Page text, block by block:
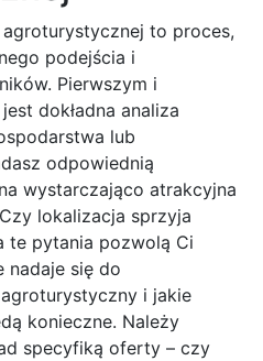
agroturystycznej to proces,
podejścia i
Pierwszym i
dokładna analiza
lub
odpowiednią
wystarczająco atrakcyjna
lokalizacja sprzyja
te pytania pozwolą Ci
nadaje się do
i jakie
konieczne. Należy
specyfiką oferty – czy